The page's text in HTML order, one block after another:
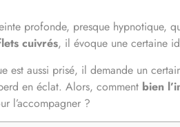
profonde, presque hypnotique,
cuivrés, il évoque une certaine
est aussi prisé, il demande un
en éclat. Alors, comment bien
l’accompagner ?